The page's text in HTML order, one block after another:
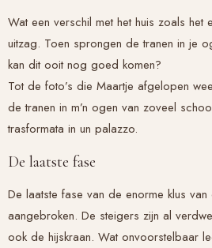
Wat een verschil met het huis zoals
uitzag. Toen sprongen de tranen in je
kan dit ooit nog goed komen?
Tot de foto’s die Maartje afgelopen
de tranen in m’n ogen van zoveel
trasformata in un palazzo.
De laatste fase
De laatste fase van de enorme klus
aangebroken. De steigers zijn al
ook de hijskraan. Wat onvoorstelbaar